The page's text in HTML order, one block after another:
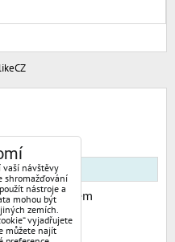
e-mailem
vaší návštěvy
shromažďování
nástroje a
mohou být
zemích.
vyjadřujete
můžete najít